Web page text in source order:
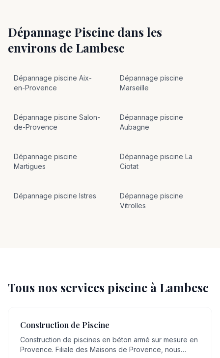
Dépannage Piscine dans les
environs de Lambesc
Dépannage piscine Aix-
en-Provence
Dépannage piscine
Marseille
Dépannage piscine Salon-
de-Provence
Dépannage piscine
Aubagne
Dépannage piscine
Martigues
Dépannage piscine La
Ciotat
Dépannage piscine Istres Dépannage piscine
Vitrolles
Tous nos services piscine à Lambesc
Construction de Piscine
Construction de piscines en béton armé sur mesure en
Provence. Filiale des Maisons de Provence, nous